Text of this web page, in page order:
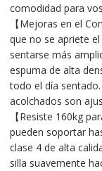
comodidad para
【Mejoras en el
que no se apriete
sentarse más
espuma de alta
todo el día
acolchados son
【Resiste 160kg
pueden soportar
clase 4 de alta
silla suavemente